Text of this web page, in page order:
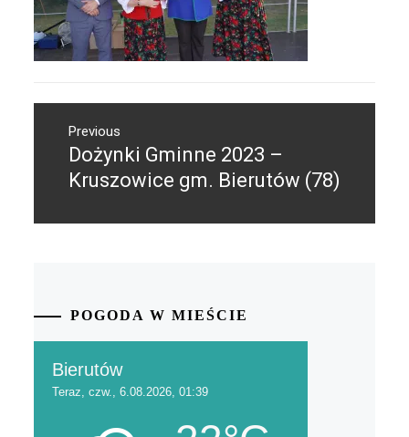
wpisuPrevious
Previous
post:
Dożynki Gminne 2023 –
Kruszowice gm. Bierutów (78)
POGODA W MIEŚCIE